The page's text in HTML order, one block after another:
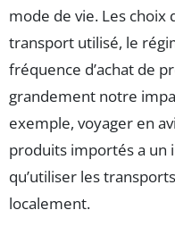
mode de vie. Les
transport utilisé, le
fréquence d’achat de
grandement notre
exemple, voyager en
produits importés a un
qu’utiliser les
localement.